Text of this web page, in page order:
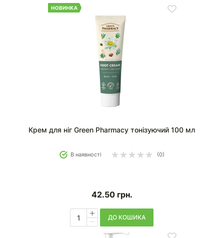
Крем для ніг Green Pharmacy тонізуючий 100 мл
В наявності (0)
42.50 грн.
ДО КОШИКА